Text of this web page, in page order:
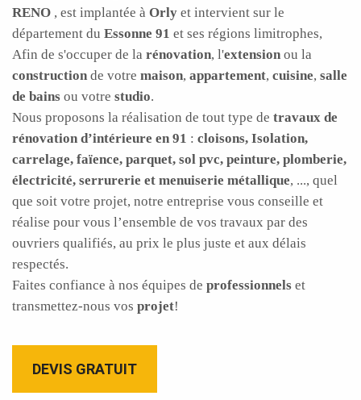
RENO , est implantée à Orly et intervient sur le
département du Essonne 91 et ses régions limitrophes,
Afin de s'occuper de la rénovation, l'extension ou la
construction de votre maison, appartement, cuisine, salle
de bains ou votre studio.
Nous proposons la réalisation de tout type de travaux de
rénovation d’intérieure en 91 : cloisons, Isolation,
carrelage, faïence, parquet, sol pvc, peinture, plomberie,
électricité, serrurerie et menuiserie métallique, ..., quel
que soit votre projet, notre entreprise vous conseille et
réalise pour vous l’ensemble de vos travaux par des
ouvriers qualifiés, au prix le plus juste et aux délais
respectés.
Faites confiance à nos équipes de professionnels et
transmettez-nous vos projet!
DEVIS GRATUIT